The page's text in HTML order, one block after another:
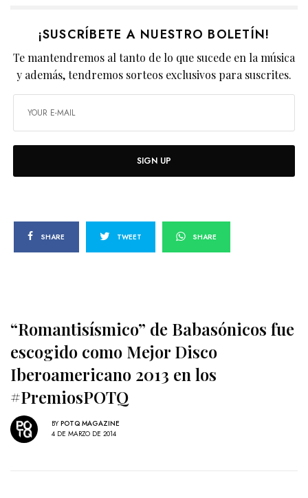
¡SUSCRÍBETE A NUESTRO BOLETÍN!
Te mantendremos al tanto de lo que sucede en la música
y además, tendremos sorteos exclusivos para suscrites.
SIGN UP
SHARE TWEET SHARE
“Romantisísmico” de Babasónicos fue
escogido como Mejor Disco
Iberoamericano 2013 en los
#PremiosPOTQ
BY POTQ MAGAZINE
4 DE MARZO DE 2014